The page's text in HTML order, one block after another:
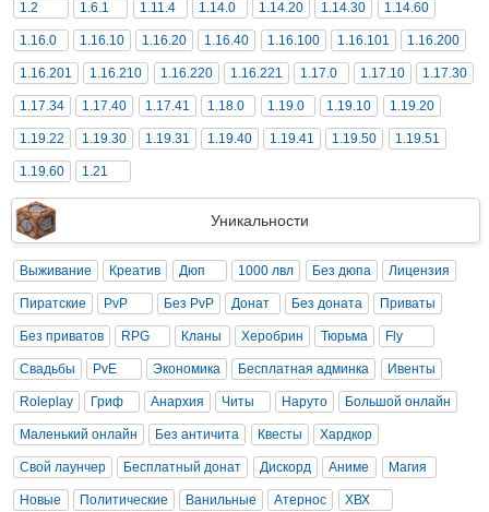
1.2 1.6.1 1.11.4 1.14.0 1.14.20 1.14.30 1.14.60
1.16.0 1.16.10 1.16.20 1.16.40 1.16.100 1.16.101 1.16.200
1.16.201 1.16.210 1.16.220 1.16.221 1.17.0 1.17.10 1.17.30
1.17.34 1.17.40 1.17.41 1.18.0 1.19.0 1.19.10 1.19.20
1.19.22 1.19.30 1.19.31 1.19.40 1.19.41 1.19.50 1.19.51
1.19.60 1.21
Уникальности
Выживание Креатив Дюп 1000 лвл Без дюпа Лицензия
Пиратские PvP Без PvP Донат Без доната Приваты
Без приватов RPG Кланы Херобрин Тюрьма Fly
Свадьбы PvE Экономика Бесплатная админка Ивенты
Roleplay Гриф Анархия Читы Наруто Большой онлайн
Маленький онлайн Без античита Квесты Хардкор
Свой лаунчер Бесплатный донат Дискорд Аниме Магия
Новые Политические Ванильные Атернос ХВХ